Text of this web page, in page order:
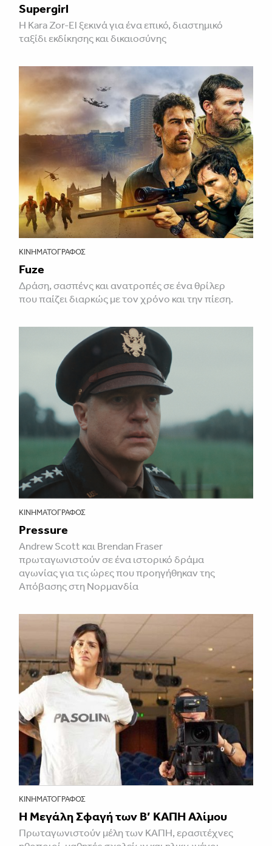
Supergirl
Η Kara Zor-El ξεκινά για ένα επικό, διαστημικό
ταξίδι εκδίκησης και δικαιοσύνης
ΚΙΝΗΜΑΤΟΓΡΆΦΟΣ
Fuze
Δράση, σασπένς και ανατροπές σε ένα θρίλερ
που παίζει διαρκώς με τον χρόνο και την πίεση.
ΚΙΝΗΜΑΤΟΓΡΆΦΟΣ
Pressure
Andrew Scott και Brendan Fraser
πρωταγωνιστούν σε ένα ιστορικό δράμα
αγωνίας για τις ώρες που προηγήθηκαν της
Απόβασης στη Νορμανδία
ΚΙΝΗΜΑΤΟΓΡΆΦΟΣ
Η Μεγάλη Σφαγή των Β’ ΚΑΠΗ Αλίμου
Πρωταγωνιστούν μέλη των ΚΑΠΗ, ερασιτέχνες